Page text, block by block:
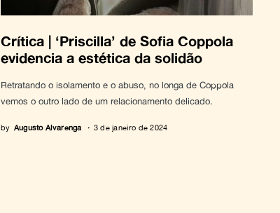
Crítica | ‘Priscilla’ de Sofia Coppola
evidencia a estética da solidão
Retratando o isolamento e o abuso, no longa de Coppola
vemos o outro lado de um relacionamento delicado.
by Augusto Alvarenga 3 de janeiro de 2024